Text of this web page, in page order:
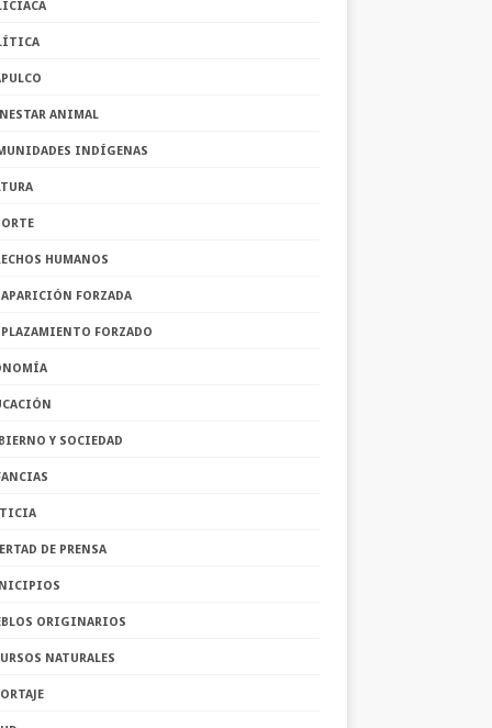
ANIMAL
INDÍGENAS
HUMANOS
FORZADA
FORZADO
Y SOCIEDAD
DE PRENSA
ORIGINARIOS
NATURALES